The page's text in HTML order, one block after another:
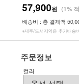
57,900원 (1%
배송비 : 총 결제액
※제주/도서지역은 추가배송
주문정보
컬러